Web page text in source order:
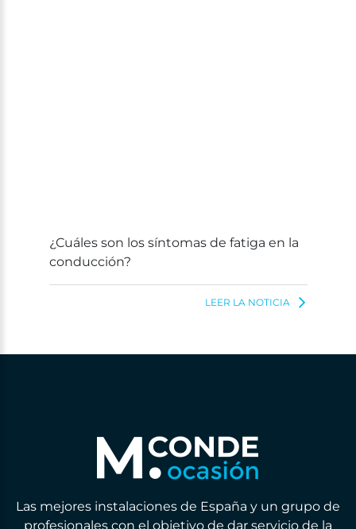
¿Cuáles son los síntomas de fatiga en la
conducción?
LEER LA NOTICIA
Las mejores instalaciones de España y un grupo de
profesionales con el objetivo de dar servicio de la